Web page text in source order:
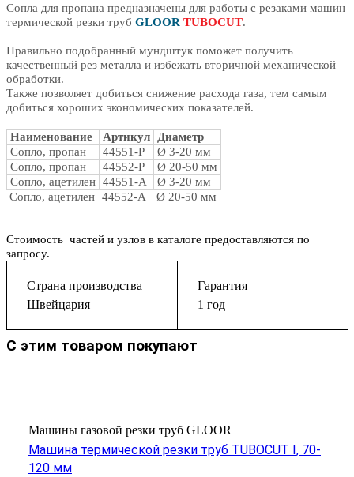
Сопла для пропана предназначены для работы с резаками машин
термической резки труб GLOOR TUBOCUT.
Правильно подобранный мундштук поможет получить
качественный рез металла и избежать вторичной механической
обработки.
Также позволяет добиться снижение расхода газа, тем самым
добиться хороших экономических показателей.
Наименование Артикул
Диаметр
Сопло, пропан
44551-P
Ø 3-20 мм
Сопло, пропан
44552-P
Ø 20-50 мм
Сопло, ацетилен 44551-A
Ø 3-20 мм
Сопло, ацетилен 44552-A Ø 20-50 мм
Стоимость частей и узлов в каталоге предоставляются по
запросу.
Страна производства
Швейцария
Гарантия
1 год
С этим товаром покупают
Машины газовой резки труб GLOOR
Машина термической резки труб TUBOCUT I, 70-
120 мм